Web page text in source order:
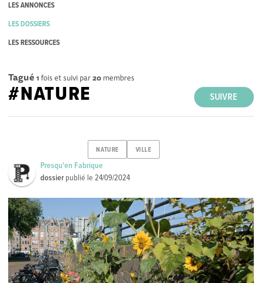
LES ANNONCES
LES DOSSIERS
LES RESSOURCES
Tagué 1 fois et suivi par20 membres
SUIVRE
#NATURE
NATURE VILLE
Presqu'en Fabrique
dossier publié le24/09/2024